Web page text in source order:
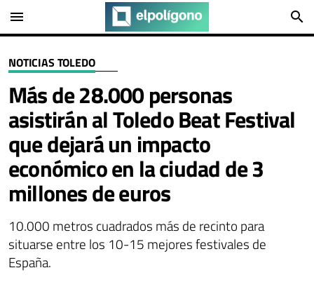
menu search
NOTICIAS TOLEDO
Más de 28.000 personas
asistirán al Toledo Beat Festival
que dejará un impacto
económico en la ciudad de 3
millones de euros
10.000 metros cuadrados más de recinto para
situarse entre los 10-15 mejores festivales de
España.